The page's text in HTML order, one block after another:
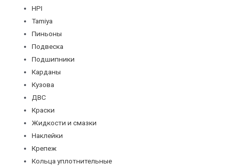
HPI
Tamiya
Пиньоны
Подвеска
Подшипники
Карданы
Кузова
ДВС
Краски
Жидкости и смазки
Наклейки
Крепеж
Кольца уплотнительные